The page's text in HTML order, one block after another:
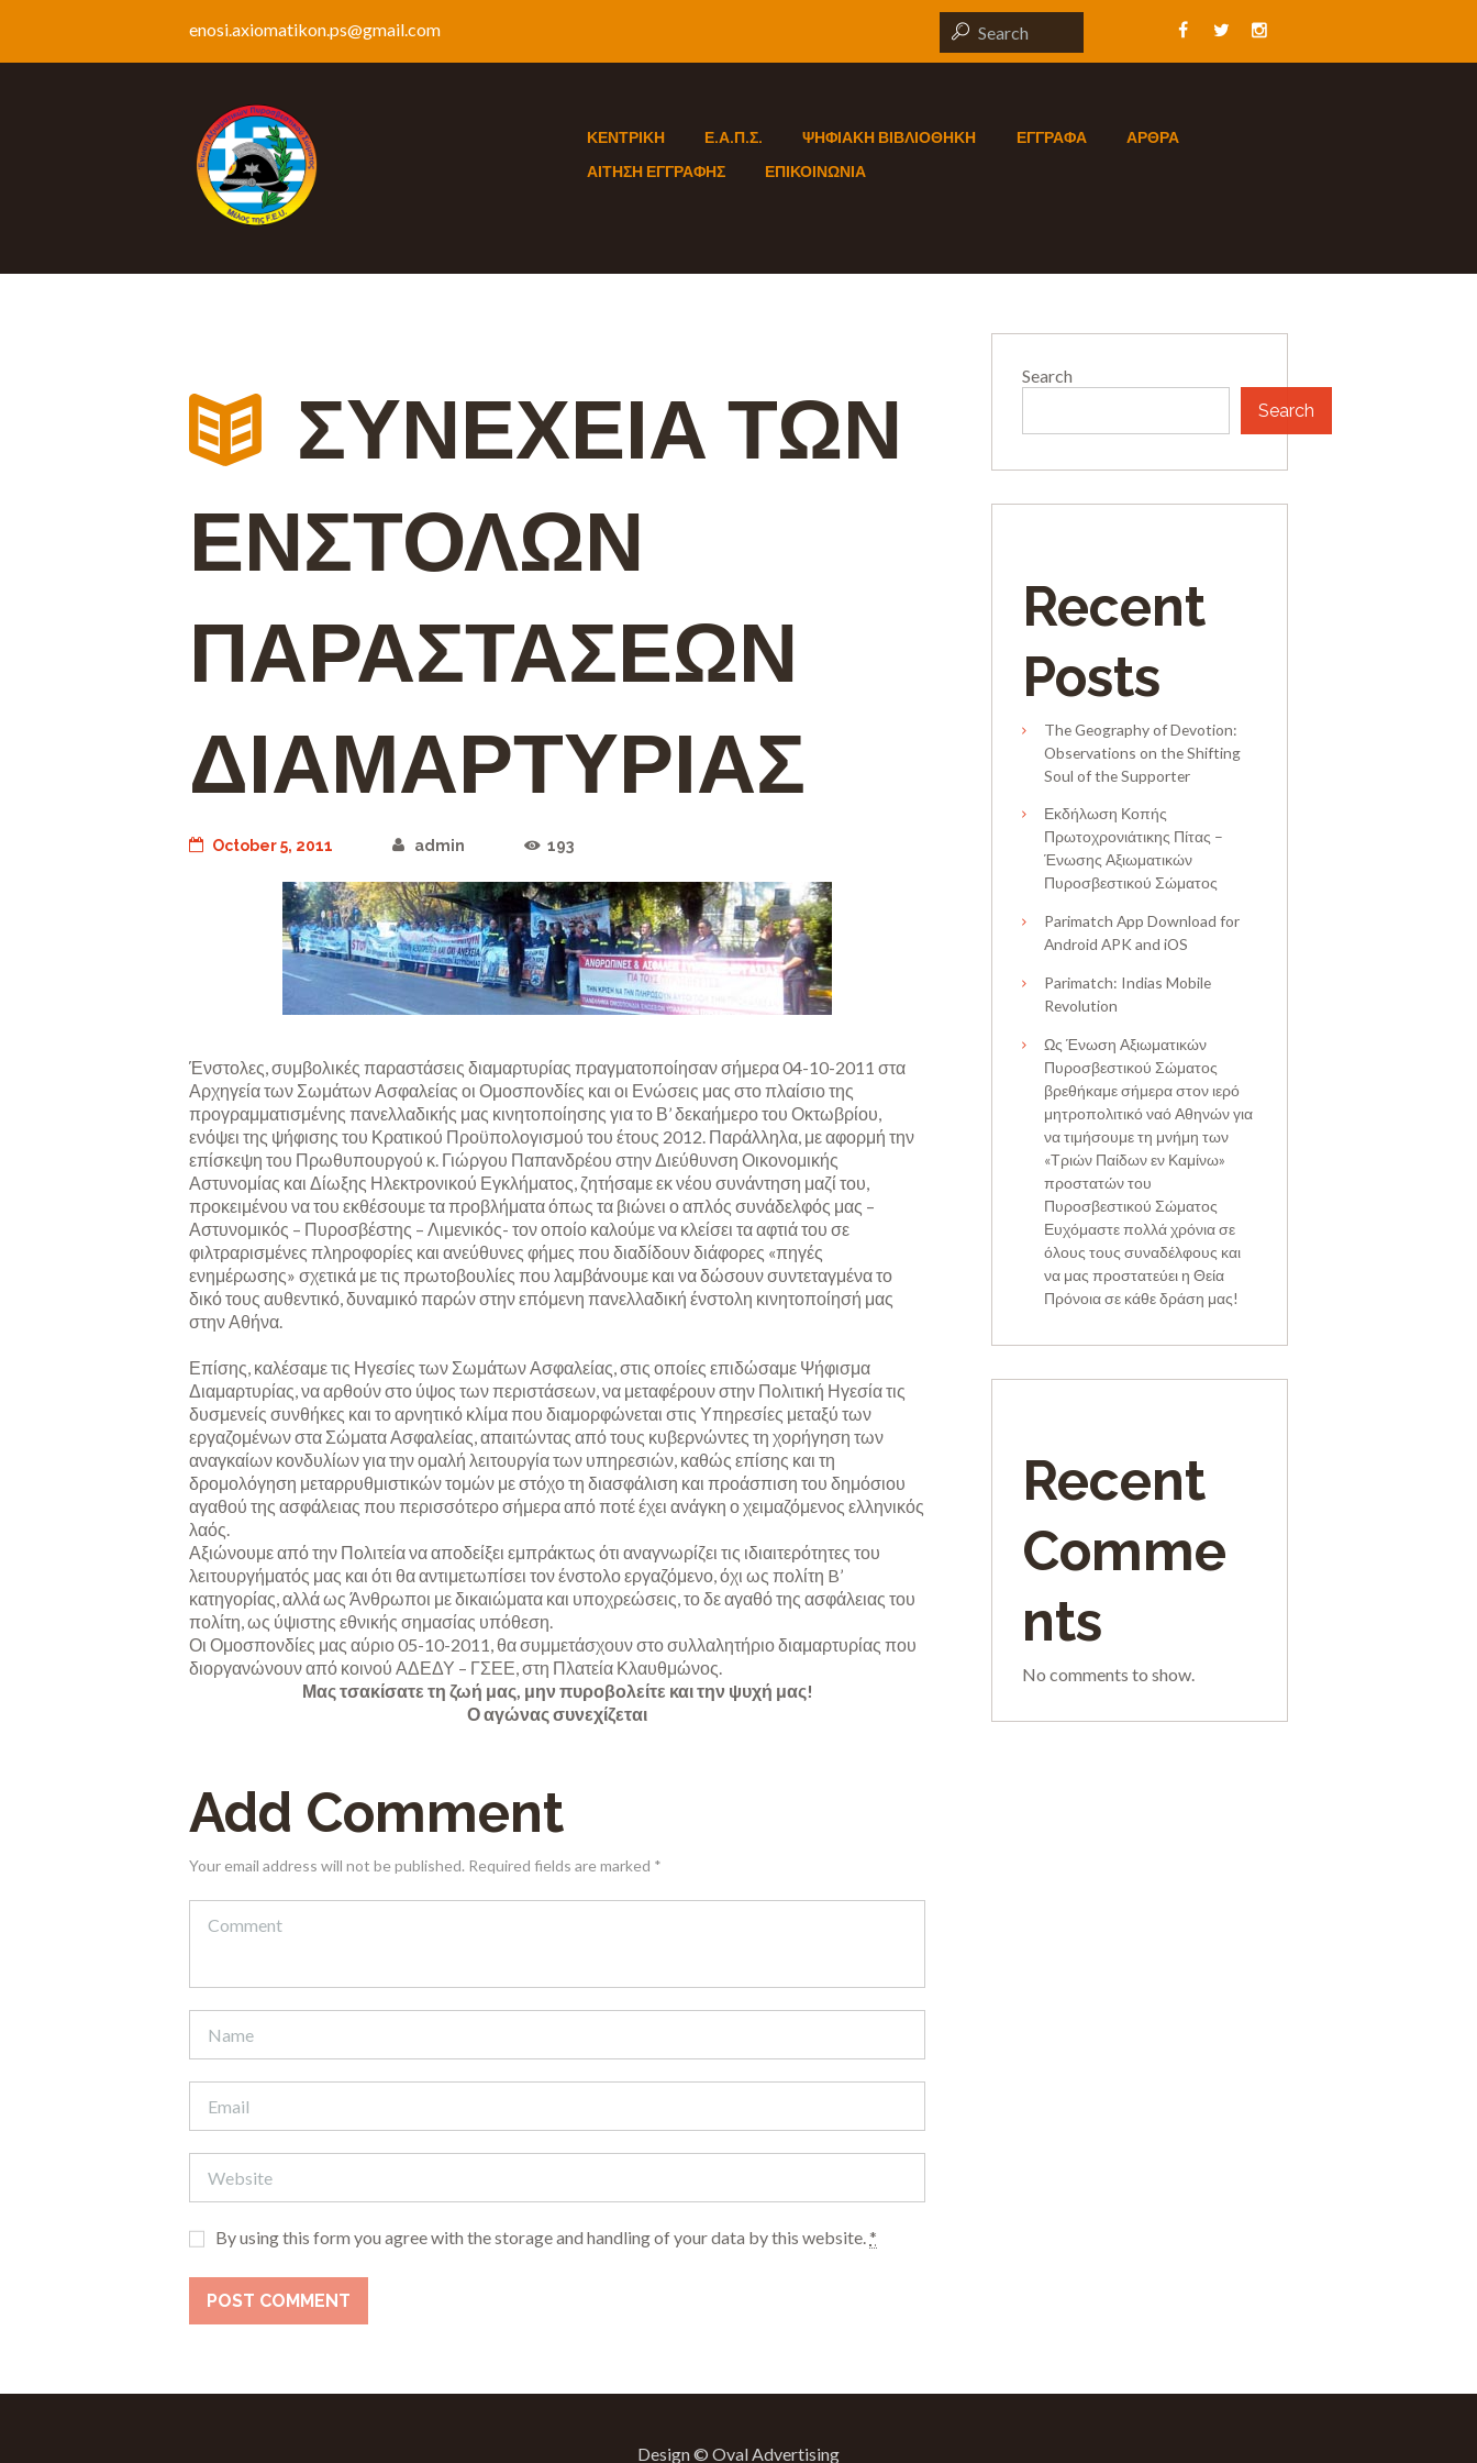
enosi.axiomatikon.ps@gmail.com
ΚΕΝΤΡΙΚΗ Ε.Α.Π.Σ. ΨΗΦΙΑΚΗ ΒΙΒΛΙΟΘΗΚΗ ΕΓΓΡΑΦΑ
ΑΡΘΡΑ
ΑΙΤΗΣΗ ΕΓΓΡΑΦΗΣ
ΕΠΙΚΟΙΝΩΝΙΑ
ΣΥΝΕΧΕΙΑ ΤΩΝ
ΕΝΣΤΟΛΩΝ
ΠΑΡΑΣΤΑΣΕΩΝ
ΔΙΑΜΑΡΤΥΡΙΑΣ
October 5, 2011 admin 193
Ένστολες, συμβολικές παραστάσεις διαμαρτυρίας πραγματοποίησαν σήμερα 04-10-2011 στα
Αρχηγεία των Σωμάτων Ασφαλείας οι Ομοσπονδίες και οι Ενώσεις μας στο πλαίσιο της
προγραμματισμένης πανελλαδικής μας κινητοποίησης για το Β’ δεκαήμερο του Οκτωβρίου,
ενόψει της ψήφισης του Κρατικού Προϋπολογισμού του έτους 2012. Παράλληλα, με αφορμή την
επίσκεψη του Πρωθυπουργού κ. Γιώργου Παπανδρέου στην Διεύθυνση Οικονομικής
Αστυνομίας και Δίωξης Ηλεκτρονικού Εγκλήματος, ζητήσαμε εκ νέου συνάντηση μαζί του,
προκειμένου να του εκθέσουμε τα προβλήματα όπως τα βιώνει ο απλός συνάδελφός μας –
Αστυνομικός – Πυροσβέστης – Λιμενικός- τον οποίο καλούμε να κλείσει τα αφτιά του σε
φιλτραρισμένες πληροφορίες και ανεύθυνες φήμες που διαδίδουν διάφορες «πηγές
ενημέρωσης» σχετικά με τις πρωτοβουλίες που λαμβάνουμε και να δώσουν συντεταγμένα το
δικό τους αυθεντικό, δυναμικό παρών στην επόμενη πανελλαδική ένστολη κινητοποίησή μας
στην Αθήνα.
Επίσης, καλέσαμε τις Ηγεσίες των Σωμάτων Ασφαλείας, στις οποίες επιδώσαμε Ψήφισμα
Διαμαρτυρίας, να αρθούν στο ύψος των περιστάσεων, να μεταφέρουν στην Πολιτική Ηγεσία τις
δυσμενείς συνθήκες και το αρνητικό κλίμα που διαμορφώνεται στις Υπηρεσίες μεταξύ των
εργαζομένων στα Σώματα Ασφαλείας, απαιτώντας από τους κυβερνώντες τη χορήγηση των
αναγκαίων κονδυλίων για την ομαλή λειτουργία των υπηρεσιών, καθώς επίσης και τη
δρομολόγηση μεταρρυθμιστικών τομών με στόχο τη διασφάλιση και προάσπιση του δημόσιου
αγαθού της ασφάλειας που περισσότερο σήμερα από ποτέ έχει ανάγκη ο χειμαζόμενος ελληνικός
λαός.
Αξιώνουμε από την Πολιτεία να αποδείξει εμπράκτως ότι αναγνωρίζει τις ιδιαιτερότητες του
λειτουργήματός μας και ότι θα αντιμετωπίσει τον ένστολο εργαζόμενο, όχι ως πολίτη B’
κατηγορίας, αλλά ως Άνθρωποι με δικαιώματα και υποχρεώσεις, το δε αγαθό της ασφάλειας του
πολίτη, ως ύψιστης εθνικής σημασίας υπόθεση.
Οι Ομοσπονδίες μας αύριο 05-10-2011, θα συμμετάσχουν στο συλλαλητήριο διαμαρτυρίας που
διοργανώνουν από κοινού ΑΔΕΔΥ – ΓΣΕΕ, στη Πλατεία Κλαυθμώνος.
Μας τσακίσατε τη ζωή μας, μην πυροβολείτε και την ψυχή μας!
Ο αγώνας συνεχίζεται
Add Comment
Your email address will not be published. Required fields are marked *
By using this form you agree with the storage and handling of your data by this website.*
Search
Search
Recent
Posts
The Geography of Devotion:
Observations on the Shifting
Soul of the Supporter
Εκδήλωση Κοπής
Πρωτοχρονιάτικης Πίτας –
Ένωσης Αξιωματικών
Πυροσβεστικού Σώματος
Parimatch App Download for
Android APK and iOS
Parimatch: Indias Mobile
Revolution
Ως Ένωση Αξιωματικών
Πυροσβεστικού Σώματος
βρεθήκαμε σήμερα στον ιερό
μητροπολιτικό ναό Αθηνών για
να τιμήσουμε τη μνήμη των
«Τριών Παίδων εν Καμίνω»
προστατών του
Πυροσβεστικού Σώματος
Ευχόμαστε πολλά χρόνια σε
όλους τους συναδέλφους και
να μας προστατεύει η Θεία
Πρόνοια σε κάθε δράση μας!
Recent
Comme
nts
No comments to show.
Design © Oval Advertising